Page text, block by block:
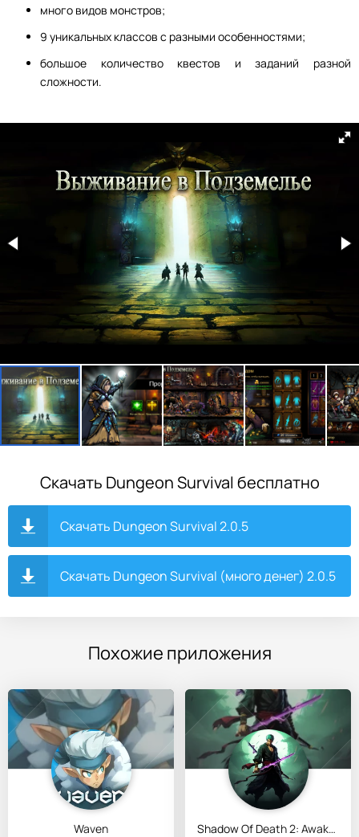
много видов монстров;
9 уникальных классов с разными особенностями;
большое количество квестов и заданий разной
сложности.
Скачать Dungeon Survival бесплатно
Скачать Dungeon Survival 2.0.5
Скачать Dungeon Survival (много денег) 2.0.5
Похожие приложения
Waven Shadow Of Death 2: Awakening